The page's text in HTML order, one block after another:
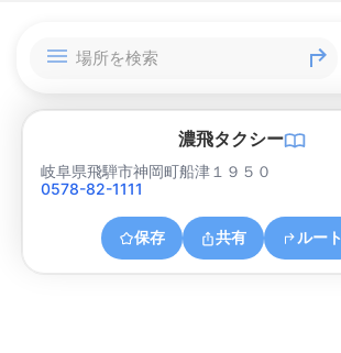
濃飛タクシー
岐阜県飛騨市神岡町船津１９５０
0578-82-1111
保存 共有 ルート